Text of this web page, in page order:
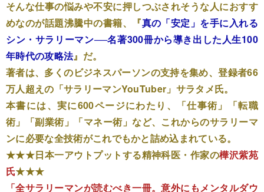
そんな仕事の悩みや不安に押しつぶされそうな人におすす
めなのが話題沸騰中の書籍、『真の「安定」を手に入れる
シン・サラリーマン──名著300冊から導き出した人生100
年時代の攻略法』だ。
著者は、多くのビジネスパーソンの支持を集め、登録者66
万人超えの「サラリーマンYouTuber」サラタメ氏。
本書には、実に600ページにわたり、「仕事術」「転職
術」「副業術」「マネー術」など、これからのサラリーマ
ンに必要な全技術がこれでもかと詰め込まれている。
★★★日本一アウトプットする精神科医・作家の樺沢紫苑
氏★★★
「全サラリーマンが読むべき一冊。意外にもメンタルダウ